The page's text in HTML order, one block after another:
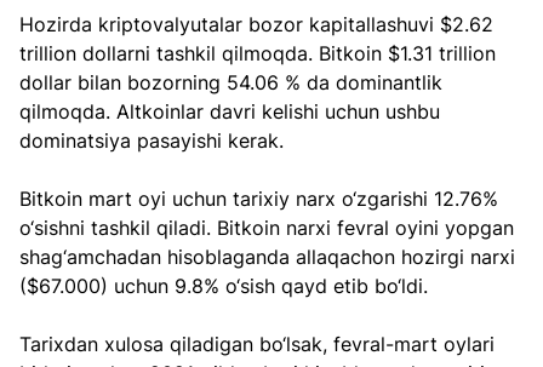
Hozirda kriptovalyutalar bozor kapitallashuvi $2.62
trillion dollarni tashkil qilmoqda. Bitkoin $1.31 trillion
dollar bilan bozorning 54.06 % da dominantlik
qilmoqda. Altkoinlar davri kelishi uchun ushbu
dominatsiya pasayishi kerak.
Bitkoin mart oyi uchun tarixiy narx o‘zgarishi 12.76%
o‘sishni tashkil qiladi. Bitkoin narxi fevral oyini yopgan
shag‘amchadan hisoblaganda allaqachon hozirgi narxi
($67.000) uchun 9.8% o‘sish qayd etib bo‘ldi.
Tarixdan xulosa qiladigan bo‘lsak, fevral-mart oylari